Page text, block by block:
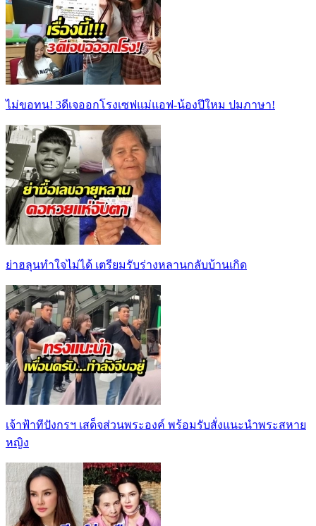
ไม่ขอทน! 3ดีเจออกโรงเซฟแม่แอฟ-น้องปีใหม ปมภาษา!
ย่าฮลุนทำใจไม่ได้ เตรียมรับร่างหลานกลับบ้านเกิด
เจ้าฟ้าทีปังกรฯ เสด็จส่วนพระองค์ พร้อมรับสั่งแนะนำพระสหาย
หญิง